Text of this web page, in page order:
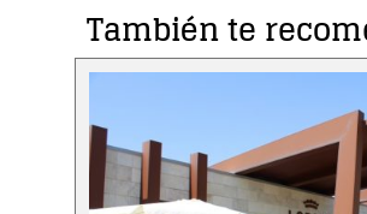
También te